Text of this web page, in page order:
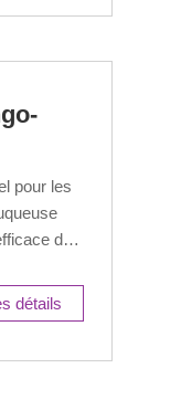
pour les
des
détails